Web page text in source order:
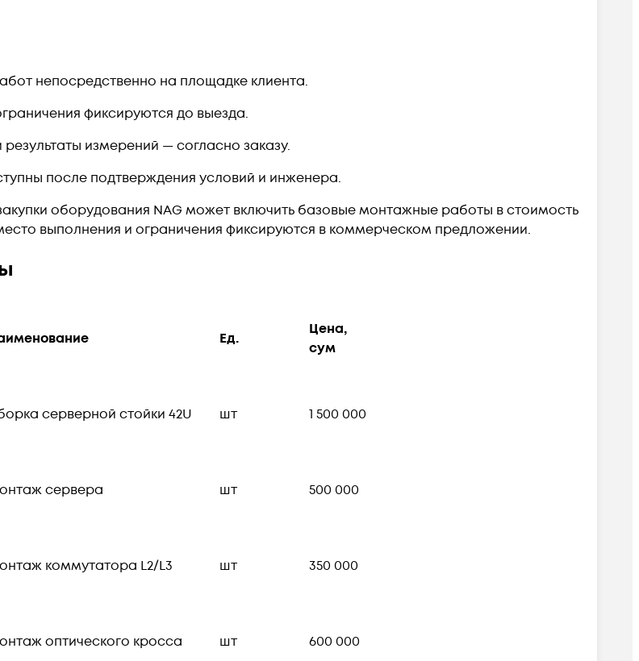
непосредственно на площадке клиента.
фиксируются до выезда.
результаты измерений — согласно заказу.
после подтверждения условий и инженера.
оборудования NAG может включить базовые монтажные работы в стоимость
выполнения и ограничения фиксируются в коммерческом предложении.
Ед.
Цена,
сум
серверной стойки 42U шт 1 500 000
сервера шт 500 000
коммутатора L2/L3 шт 350 000
оптического кросса шт 600 000